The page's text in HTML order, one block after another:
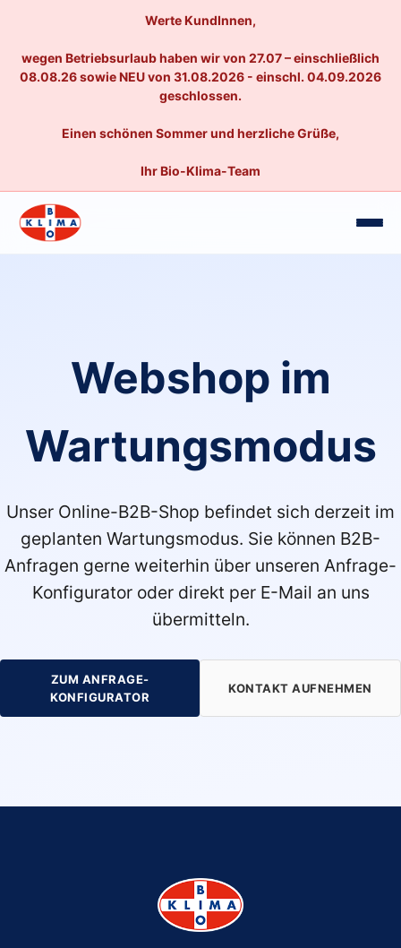
Werte KundInnen,
wegen Betriebsurlaub haben wir von 27.07 – einschließlich
08.08.26 sowie NEU von 31.08.2026 - einschl. 04.09.2026
geschlossen.
Einen schönen Sommer und herzliche Grüße,
Ihr Bio-Klima-Team
Webshop im
Wartungsmodus
Unser Online-B2B-Shop befindet sich derzeit im
geplanten Wartungsmodus. Sie können B2B-
Anfragen gerne weiterhin über unseren Anfrage-
Konfigurator oder direkt per E-Mail an uns
übermitteln.
ZUM ANFRAGE-
KONFIGURATOR
KONTAKT AUFNEHMEN